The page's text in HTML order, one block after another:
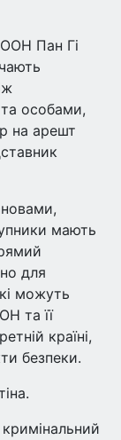
Пан Гі
особами,
на арешт
мають
для
можуть
та її
країні,
безпеки.